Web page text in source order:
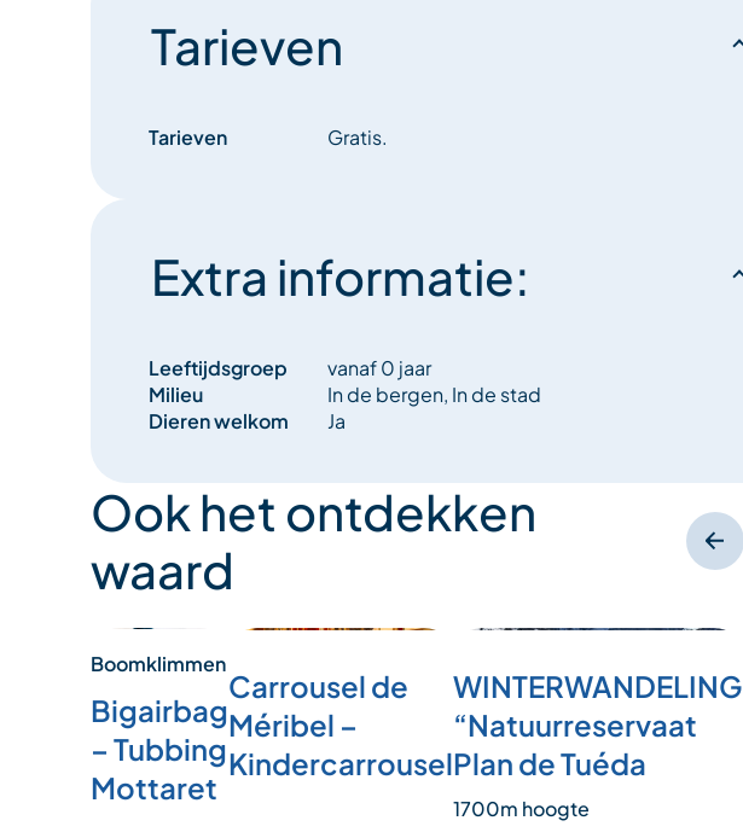
Tarieven
Tarieven Gratis.
Extra informatie:
Leeftijdsgroep
vanaf 0 jaar
Milieu
In de bergen, In de stad
Dieren welkom
Ja
Ook het ontdekken
waard
Boomklimmen
Bigairbag
– Tubbing
Mottaret
Carrousel de
Méribel –
Kindercarrousel
WINTERWANDELING
“Natuurreservaat
Plan de Tuéda
1700m hoogte